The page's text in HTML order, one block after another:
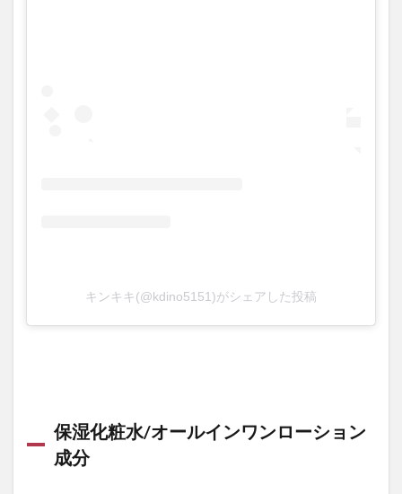
キンキキ(@kdino5151)がシェアした投稿
保湿化粧水/オールインワンローション
成分